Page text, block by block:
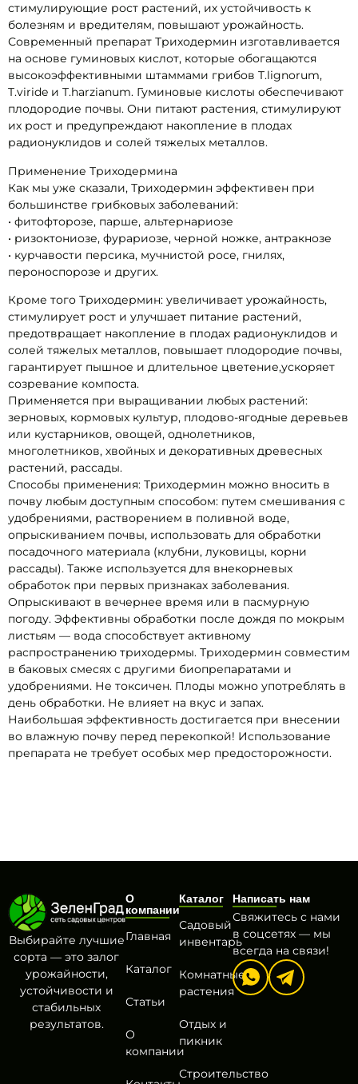
стимулирующие рост растений, их устойчивость к
болезням и вредителям, повышают урожайность.
Современный препарат Триходермин изготавливается
на основе гуминовых кислот, которые обогащаются
высокоэффективными штаммами грибов T.lignorum,
T.viride и T.harzianum. Гуминовые кислоты обеспечивают
плодородие почвы. Они питают растения, стимулируют
их рост и предупреждают накопление в плодах
радионуклидов и солей тяжелых металлов.
Применение Триходермина
Как мы уже сказали, Триходермин эффективен при
большинстве грибковых заболеваний:
• фитофторозе, парше, альтернариозе
• ризоктониозе, фурариозе, черной ножке, антракнозе
• курчавости персика, мучнистой росе, гнилях,
пероноспорозе и других.
Кроме того Триходермин: увеличивает урожайность,
стимулирует рост и улучшает питание растений,
предотвращает накопление в плодах радионуклидов и
солей тяжелых металлов, повышает плодородие почвы,
гарантирует пышное и длительное цветение,ускоряет
созревание компоста.
Применяется при выращивании любых растений:
зерновых, кормовых культур, плодово-ягодные деревьев
или кустарников, овощей, однолетников,
многолетников, хвойных и декоративных древесных
растений, рассады.
Способы применения: Триходермин можно вносить в
почву любым доступным способом: путем смешивания с
удобрениями, растворением в поливной воде,
опрыскиванием почвы, использовать для обработки
посадочного материала (клубни, луковицы, корни
рассады). Также используется для внекорневых
обработок при первых признаках заболевания.
Опрыскивают в вечернее время или в пасмурную
погоду. Эффективны обработки после дождя по мокрым
листьям — вода способствует активному
распространению триходермы. Триходермин совместим
в баковых смесях с другими биопрепаратами и
удобрениями. Не токсичен. Плоды можно употреблять в
день обработки. Не влияет на вкус и запах.
Наибольшая эффективность достигается при внесении
во влажную почву перед перекопкой! Использование
препарата не требует особых мер предосторожности.
Выбирайте лучшие
сорта — это залог
урожайности,
устойчивости и
стабильных
результатов.
О
компании
Главная
Каталог
Статьи
О
компании
Каталог
Садовый
инвентарь
Комнатные
растения
Отдых и
пикник
Строительство
Написать нам
Свяжитесь с нами
в соцсетях — мы
всегда на связи!